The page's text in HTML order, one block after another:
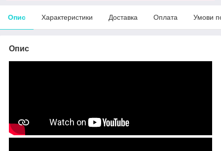
Опис Характеристики Доставка Оплата Умови
Опис